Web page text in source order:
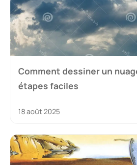
Comment dessiner un
étapes faciles
18 août 2025